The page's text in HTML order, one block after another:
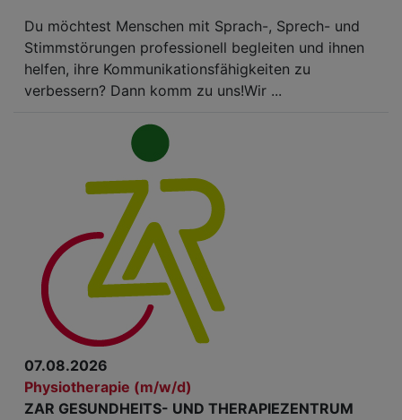
Du möchtest Menschen mit Sprach-, Sprech- und
Stimmstörungen professionell begleiten und ihnen
helfen, ihre Kommunikationsfähigkeiten zu
verbessern? Dann komm zu uns!Wir ...
07.08.2026
Physiotherapie (m/w/d)
ZAR GESUNDHEITS- UND THERAPIEZENTRUM